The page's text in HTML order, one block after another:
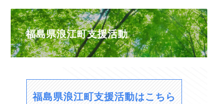
福島県浪江町支援活動
福島県浪江町支援活動はこちら